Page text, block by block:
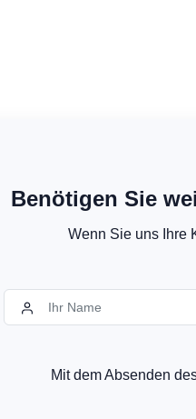
Benötigen Sie
Wenn Sie uns Ihre
Mit dem Absenden